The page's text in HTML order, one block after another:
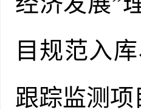
目规范入
跟踪监测